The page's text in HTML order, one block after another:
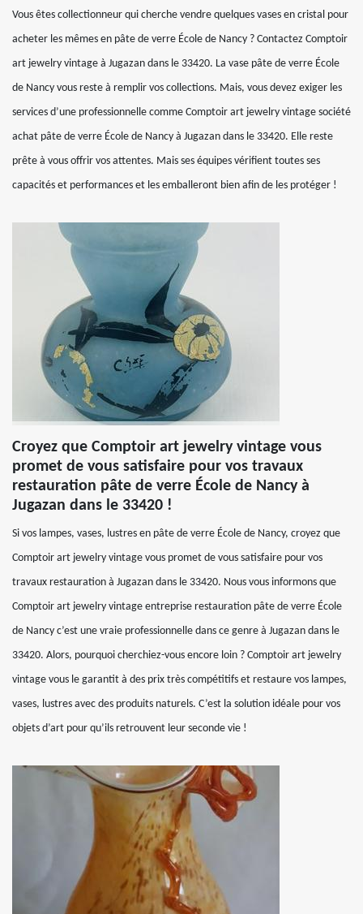
Vous êtes collectionneur qui cherche vendre quelques vases en cristal pour
acheter les mêmes en pâte de verre École de Nancy ? Contactez Comptoir
art jewelry vintage à Jugazan dans le 33420. La vase pâte de verre École
de Nancy vous reste à remplir vos collections. Mais, vous devez exiger les
services d’une professionnelle comme Comptoir art jewelry vintage société
achat pâte de verre École de Nancy à Jugazan dans le 33420. Elle reste
prête à vous offrir vos attentes. Mais ses équipes vérifient toutes ses
capacités et performances et les emballeront bien afin de les protéger !
Croyez que Comptoir art jewelry vintage vous
promet de vous satisfaire pour vos travaux
restauration pâte de verre École de Nancy à
Jugazan dans le 33420 !
Si vos lampes, vases, lustres en pâte de verre École de Nancy, croyez que
Comptoir art jewelry vintage vous promet de vous satisfaire pour vos
travaux restauration à Jugazan dans le 33420. Nous vous informons que
Comptoir art jewelry vintage entreprise restauration pâte de verre École
de Nancy c’est une vraie professionnelle dans ce genre à Jugazan dans le
33420. Alors, pourquoi cherchiez-vous encore loin ? Comptoir art jewelry
vintage vous le garantit à des prix très compétitifs et restaure vos lampes,
vases, lustres avec des produits naturels. C’est la solution idéale pour vos
objets d’art pour qu’ils retrouvent leur seconde vie !